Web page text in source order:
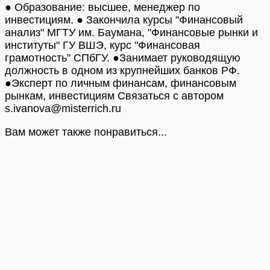
● Образование: высшее, менеджер по
инвестициям. ● Закончила курсы "Финансовый
анализ" МГТУ им. Баумана, "Финансовые рынки и
институты" ГУ ВШЭ, курс "Финансовая
грамотность" СПбГУ. ●Занимает руководящую
должность в одном из крупнейших банков РФ.
●Эксперт по личным финансам, финансовым
рынкам, инвестициям Связаться с автором
s.ivanova@misterrich.ru
Вам может также понравиться...